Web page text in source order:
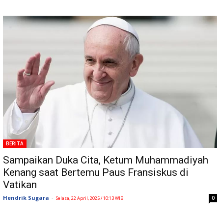
BERITA
Sampaikan Duka Cita, Ketum Muhammadiyah
Kenang saat Bertemu Paus Fransiskus di
Vatikan
Hendrik Sugara - Selasa, 22 April, 2025 / 10:13 WIB 0